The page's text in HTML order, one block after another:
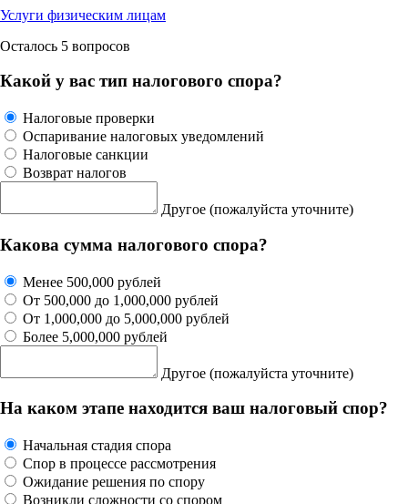
Услуги физическим лицам
Осталось 5 вопросов
Какой у вас тип налогового спора?
Налоговые проверки
Оспаривание налоговых уведомлений
Налоговые санкции
Возврат налогов
Другое (пожалуйста уточните)
Какова сумма налогового спора?
Менее 500,000 рублей
От 500,000 до 1,000,000 рублей
От 1,000,000 до 5,000,000 рублей
Более 5,000,000 рублей
Другое (пожалуйста уточните)
На каком этапе находится ваш налоговый спор?
Начальная стадия спора
Спор в процессе рассмотрения
Ожидание решения по спору
Возникли сложности со спором